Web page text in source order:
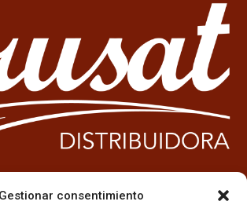
Gestionar consentimiento